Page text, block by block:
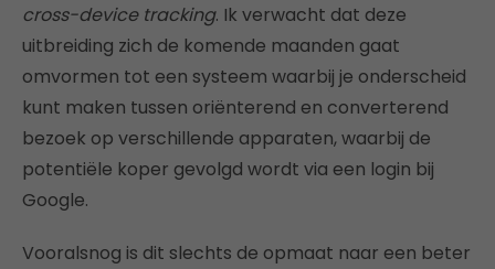
cross-device tracking. Ik verwacht dat deze
uitbreiding zich de komende maanden gaat
omvormen tot een systeem waarbij je onderscheid
kunt maken tussen oriënterend en converterend
bezoek op verschillende apparaten, waarbij de
potentiële koper gevolgd wordt via een login bij
Google.
Vooralsnog is dit slechts de opmaat naar een beter